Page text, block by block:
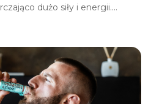
dużo siły i energii.
często zaburza tę harmonię.
że stajemy się
i dobrego nastroju. Dobra
można stosunkowo
się coś z tym zrobić.